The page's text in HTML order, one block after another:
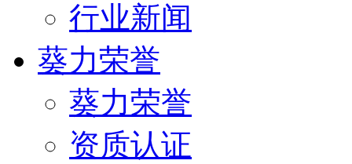
行业新闻
葵力荣誉
葵力荣誉
资质认证